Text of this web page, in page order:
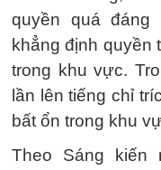
quyền quá đáng
khẳng định quyền
trong khu vực.
lần lên tiếng chỉ
bất ổn trong khu
Theo Sáng kiến